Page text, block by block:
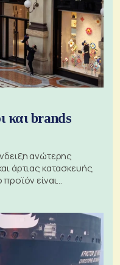
και brands
ανώτερης
άρτιας κατασκευής,
είναι